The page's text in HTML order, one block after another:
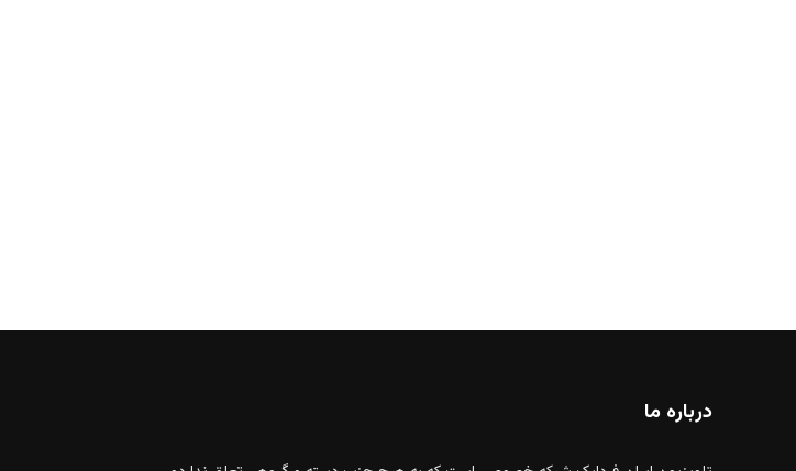
درباره ما